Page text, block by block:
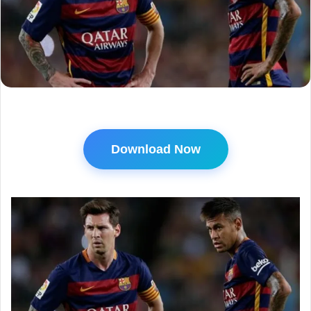
Download Now